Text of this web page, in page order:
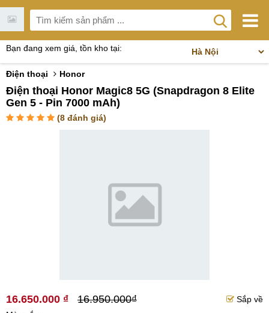
Bạn đang xem giá, tồn kho tại:
Điện thoại Honor
Điện thoại Honor Magic8 5G (Snapdragon 8 Elite
Gen 5 - Pin 7000 mAh)
(8 đánh giá)
16.650.000 ₫ 16.950.000₫
Sắp về